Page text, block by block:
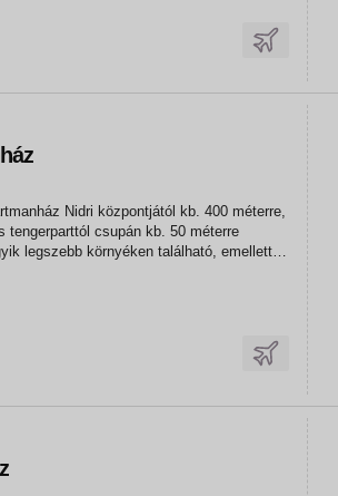
Nidri központjától kb. 400 méterre,
tengerparttól csupán kb. 50 méterre
legszebb környéken található, emellett
elérhető, amire az utasoknak szükségük